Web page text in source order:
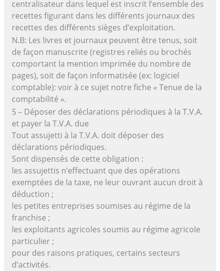
centralisateur dans lequel est inscrit l’ensemble des
recettes figurant dans les différents journaux des
recettes des différents sièges d’exploitation.
N.B: Les livres et journaux peuvent être tenus, soit
de façon manuscrite (registres reliés ou brochés
comportant la mention imprimée du nombre de
pages), soit de façon informatisée (ex: logiciel
comptable): voir à ce sujet notre fiche « Tenue de la
comptabilité ».
5 – Déposer des déclarations périodiques à la T.V.A.
et payer la T.V.A. due
Tout assujetti à la T.V.A. doit déposer des
déclarations périodiques.
Sont dispensés de cette obligation :
les assujettis n’effectuant que des opérations
exemptées de la taxe, ne leur ouvrant aucun droit à
déduction ;
les petites entreprises soumises au régime de la
franchise ;
les exploitants agricoles soumis au régime agricole
particulier ;
pour des raisons pratiques, certains secteurs
d’activités.